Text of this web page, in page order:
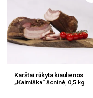
Karštai rūkyta kiaulienos
„Kaimiška“ šoninė, 0,5 kg